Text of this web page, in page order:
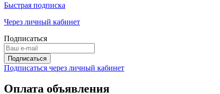
Быстрая подписка
Через личный кабинет
Подписаться
Подписаться через личный кабинет
Оплата объявления